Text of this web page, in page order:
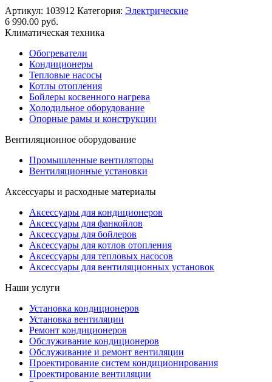
Артикул: 103912 Категория: Электрические
6 990.00 руб.
Климатическая техника
Обогреватели
Кондиционеры
Тепловые насосы
Котлы отопления
Бойлеры косвенного нагрева
Холодильное оборудование
Опорные рамы и конструкции
Вентиляционное оборудование
Промышленные вентиляторы
Вентиляционные установки
Аксессуары и расходные материалы
Аксессуары для кондиционеров
Аксессуары для фанкойлов
Аксессуары для бойлеров
Аксессуары для котлов отопления
Аксессуары для тепловых насосов
Аксессуары для вентиляционных установок
Наши услуги
Установка кондиционеров
Установка вентиляции
Ремонт кондиционеров
Обслуживание кондиционеров
Обслуживание и ремонт вентиляции
Проектирование систем кондиционирования
Проектирование вентиляции